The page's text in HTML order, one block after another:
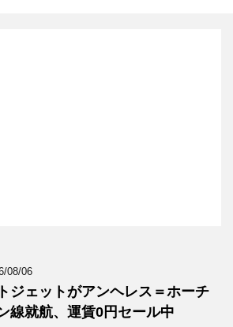
08/06
ジェットがアンヘレス＝ホーチ
線就航、運賃0円セール中